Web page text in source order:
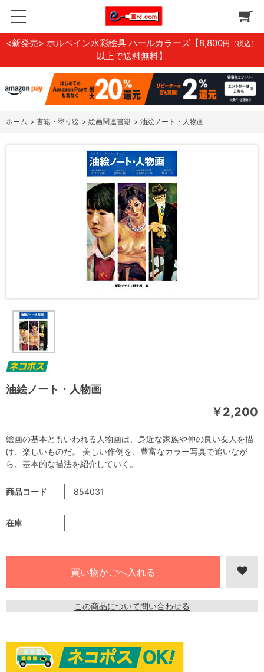
<新発売> ホルベイン水彩絵具 パールカラーズ 【8,800円（税込）
以上で送料無料】
ホーム > 書籍・塗り絵 > 絵画関連書籍 > 油絵ノート・人物画
油絵ノート・人物画
￥2,200
商品コード 854031
在庫
この商品について問い合わせる
絵画の基本ともいわれる人物画は、身近な家族や仲の良い友人を描
け、楽しいものだ。 美しい作例を、豊富なカラー写真で追いなが
ら、基本的な描法を紹介していく。